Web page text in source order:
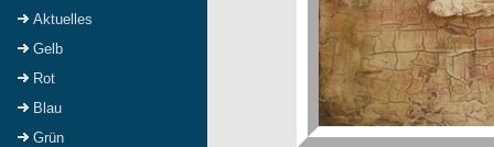
Aktuelles
Gelb
Rot
Blau
Grün